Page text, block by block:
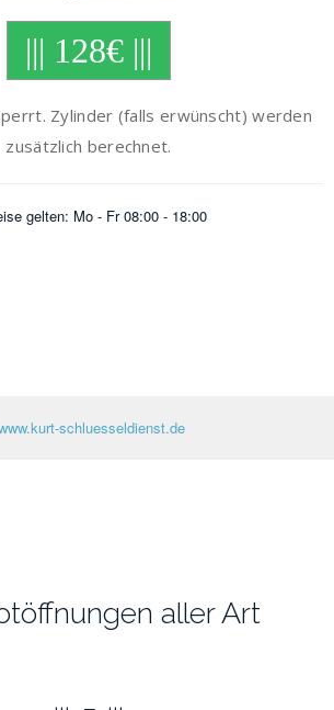
||| 128€ |||
Zylinder (falls erwünscht) werden
zusätzlich berechnet.
gelten: Mo - Fr 08:00 - 18:00
schluesseldienst.de
aller Art